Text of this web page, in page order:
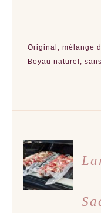
Original, mélange
Boyau naturel,
AJOUTER
AU
PANIER
/
DÉTAILS